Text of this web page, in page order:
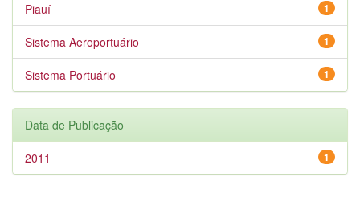
1
Piauí
1
Sistema Aeroportuário
1
Sistema Portuário
Data de Publicação
1
2011